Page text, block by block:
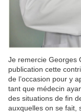
Je remercie Georges
publication cette
de l’occasion pour y
tant que médecin
des situations de fin
auxquelles on se fait,